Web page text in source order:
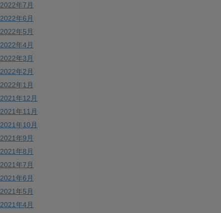
2022年7月
2022年6月
2022年5月
2022年4月
2022年3月
2022年2月
2022年1月
2021年12月
2021年11月
2021年10月
2021年9月
2021年8月
2021年7月
2021年6月
2021年5月
2021年4月